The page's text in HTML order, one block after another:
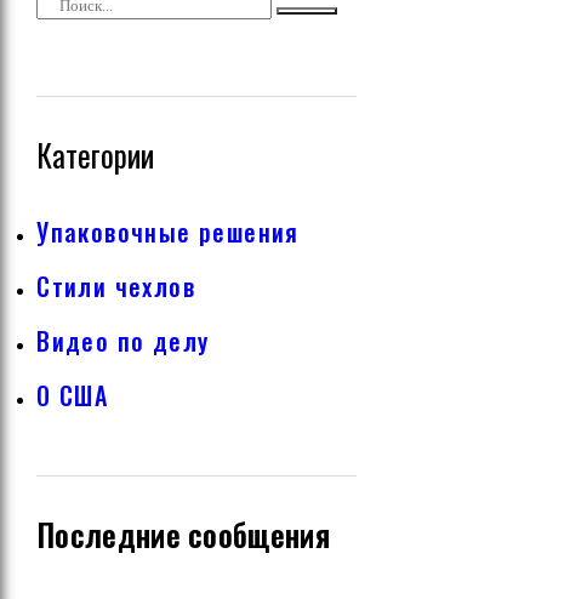
Категории
Упаковочные решения
Стили чехлов
Видео по делу
О США
Последние сообщения